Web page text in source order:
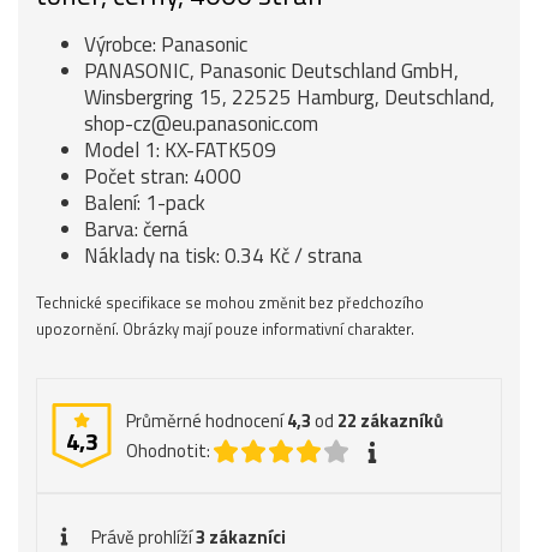
Výrobce: Panasonic
PANASONIC, Panasonic Deutschland GmbH,
Winsbergring 15, 22525 Hamburg, Deutschland,
shop-cz@eu.panasonic.com
Model 1: KX-FATK509
Počet stran: 4000
Balení: 1-pack
Barva: černá
Náklady na tisk: 0.34 Kč / strana
Technické specifikace se mohou změnit bez předchozího
upozornění. Obrázky mají pouze informativní charakter.
4,3
Průměrné hodnocení4,3od 22 zákazníků
Ohodnotit:
Právě prohlíží3 zákazníci